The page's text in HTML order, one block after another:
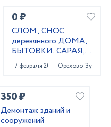
0 ₽
СЛОМ, СНОС
деревянного ДОМА,
БЫТОВКИ. САРАЯ,
ТЕПЛИЦЫ
7 февраля 2021 Орехово-Зуево
350 ₽
Демонтаж зданий и
сооружений